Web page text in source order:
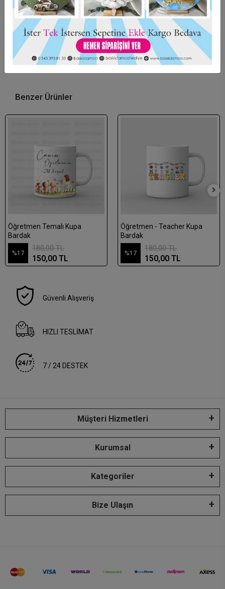
Bu ürün için henüz yorum yapılmadı.
Yorum Yap
Benzer Ürünler
Öğretmen Temalı Kupa
Bardak
%17
180,00 TL
150,00 TL
Öğretmen - Teacher Kupa
Bardak
%17
180,00 TL
150,00 TL
Güvenli Alışveriş
HIZLI TESLİMAT
7 / 24 DESTEK
Müşteri Hizmetleri
Kurumsal
Kategoriler
Bize Ulaşın